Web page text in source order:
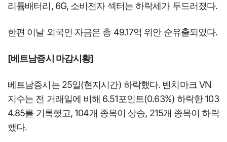
리튬배터리, 6G, 소비전자 섹터는 하락세가 두드러졌다.
한편 이날 외국인 자금은 총 49.17억 위안 순유출되었다.
[베트남증시 마감시황]
베트남증시는 25일(현지시간) 하락했다. 벤치마크 VN
지수는 전 거래일에 비해 6.51포인트(0.63%) 하락한 103
4.85를 기록했고, 104개 종목이 상승, 215개 종목이 하락
했다.